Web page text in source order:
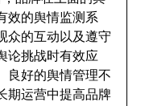
效的舆情监测系
众的互动以及遵守
论挑战时有效应
良好的舆情管理不
期运营中提高品牌